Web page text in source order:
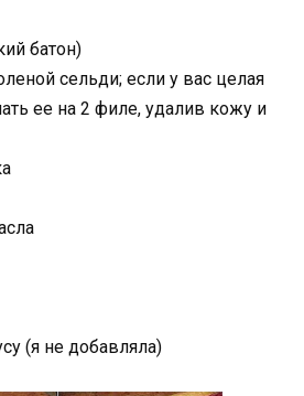
батон)
сельди; если у вас целая
ее на 2 филе, удалив кожу и
(я не добавляла)